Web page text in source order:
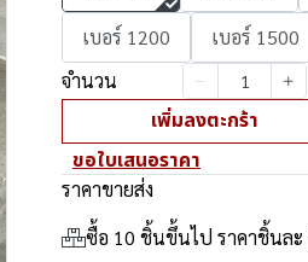
เบอร์ 1200
เบอร์ 1500
จำนวน
เพิ่มลงตะกร้า
ขอใบเสนอราคา
ราคาขายส่ง
ซื้อ 10 ชิ้นขึ้นไป ราคาชิ้นละ